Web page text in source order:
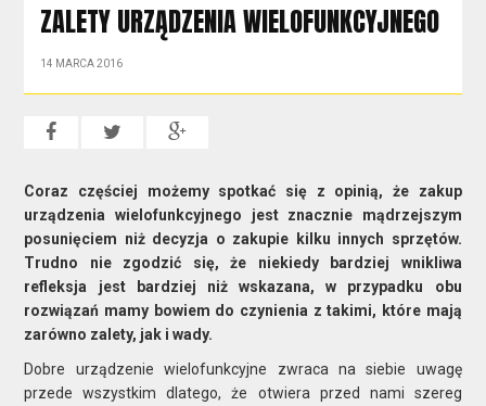
ZALETY URZĄDZENIA WIELOFUNKCYJNEGO
14 MARCA 2016
Coraz częściej możemy spotkać się z opinią, że zakup
urządzenia wielofunkcyjnego jest znacznie mądrzejszym
posunięciem niż decyzja o zakupie kilku innych sprzętów.
Trudno nie zgodzić się, że niekiedy bardziej wnikliwa
refleksja jest bardziej niż wskazana, w przypadku obu
rozwiązań mamy bowiem do czynienia z takimi, które mają
zarówno zalety, jak i wady.
Dobre urządzenie wielofunkcyjne zwraca na siebie uwagę
przede wszystkim dlatego, że otwiera przed nami szereg